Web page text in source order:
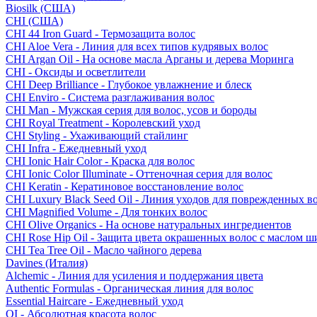
Biosilk (США)
CHI (США)
CHI 44 Iron Guard - Термозащита волос
CHI Aloe Vera - Линия для всех типов кудрявых волос
CHI Argan Oil - На основе масла Арганы и дерева Моринга
CHI - Оксиды и осветлители
CHI Deep Brilliance - Глубокое увлажнение и блеск
CHI Enviro - Система разглаживания волос
CHI Man - Мужская серия для волос, усов и бороды
CHI Royal Treatment - Королевский уход
CHI Styling - Ухаживающий стайлинг
CHI Infra - Ежедневный уход
CHI Ionic Hair Color - Краска для волос
CHI Ionic Color Illuminate - Оттеночная серия для волос
CHI Keratin - Кератиновое восстановление волос
CHI Luxury Black Seed Oil - Линия уходов для поврежденных
CHI Magnified Volume - Для тонких волос
CHI Olive Organics - На основе натуральных ингредиентов
CHI Rose Hip Oil - Защита цвета окрашенных волос с маслом
CHI Tea Tree Oil - Масло чайного дерева
Davines (Италия)
Alchemic - Линия для усиления и поддержания цвета
Authentic Formulas - Органическая линия для волос
Essential Haircare - Eжедневный уход
OI - Абсолютная красота волос